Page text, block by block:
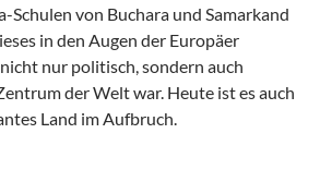
Schulen von Buchara und Samarkand
in den Augen der Europäer
nur politisch, sondern auch
der Welt war. Heute ist es auch
Land im Aufbruch.
in einem Land im Aufbruch